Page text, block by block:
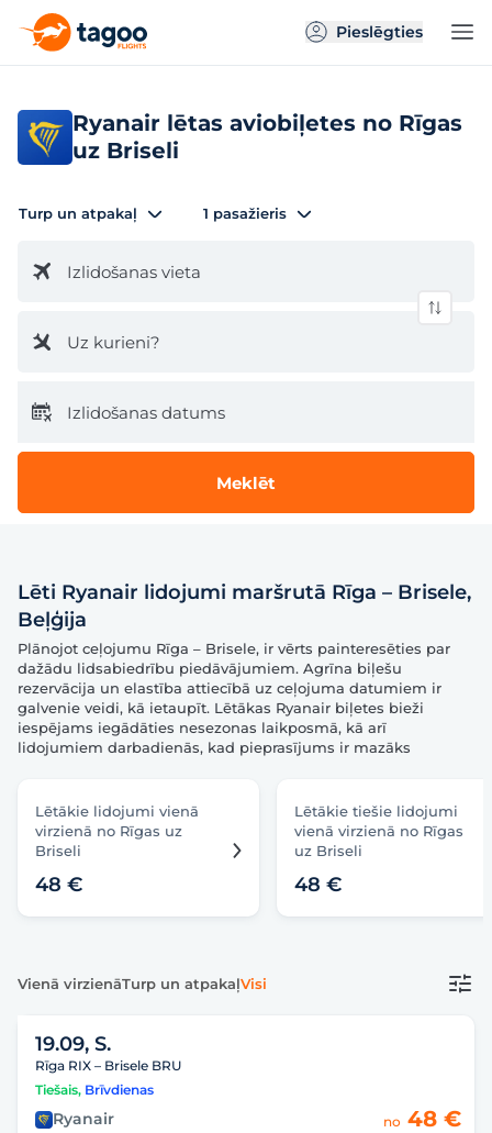
Pieslēgties
Ryanair lētas aviobiļetes no Rīgas
uz Briseli
Turp un atpakaļ 1 pasažieris
Izlidošanas vieta
Uz kurieni?
Izlidošanas datums
Meklēt
Lēti Ryanair lidojumi maršrutā Rīga – Brisele,
Beļģija
Plānojot ceļojumu Rīga – Brisele, ir vērts painteresēties par
dažādu lidsabiedrību piedāvājumiem. Agrīna biļešu
rezervācija un elastība attiecībā uz ceļojuma datumiem ir
galvenie veidi, kā ietaupīt. Lētākas Ryanair biļetes bieži
iespējams iegādāties nesezonas laikposmā, kā arī
lidojumiem darbadienās, kad pieprasījums ir mazāks
Lētākie lidojumi vienā
virzienā no Rīgas uz
Briseli
48 €
Lētākie tiešie lidojumi
vienā virzienā no Rīgas
uz Briseli
48 €
Vienā virzienāTurp un atpakaļVisi
19.09, S.
Rīga RIX – Brisele BRU
Tiešais, Brīvdienas
Ryanair no 48 €